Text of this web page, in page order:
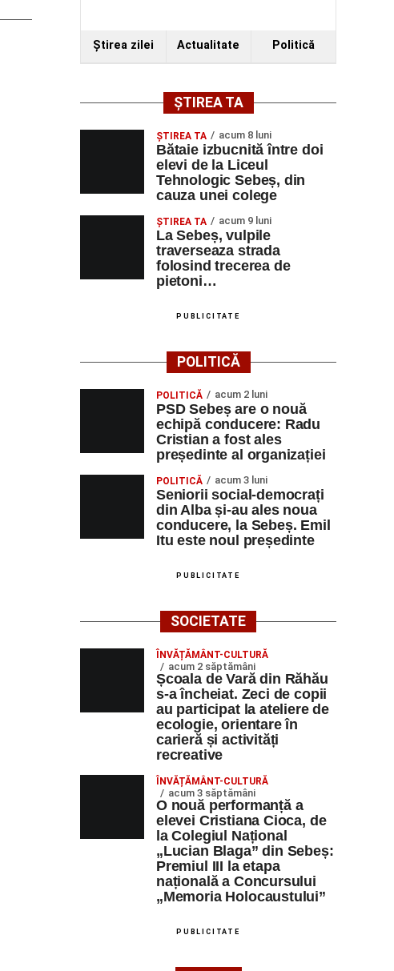
Ştirea zilei Actualitate Politică
ȘTIREA TA
ŞTIREA TA acum 8 luni
Bătaie izbucnită între doi
elevi de la Liceul
Tehnologic Sebeș, din
cauza unei colege
ŞTIREA TA acum 9 luni
La Sebeș, vulpile
traverseaza strada
folosind trecerea de
pietoni…
PUBLICITATE
POLITICĂ
POLITICĂ acum 2 luni
PSD Sebeș are o nouă
echipă conducere: Radu
Cristian a fost ales
președinte al organizației
POLITICĂ acum 3 luni
Seniorii social-democrați
din Alba și-au ales noua
conducere, la Sebeș. Emil
Itu este noul președinte
PUBLICITATE
SOCIETATE
ÎNVĂȚĂMÂNT-CULTURĂ
acum 2 săptămâni
Școala de Vară din Răhău
s-a încheiat. Zeci de copii
au participat la ateliere de
ecologie, orientare în
carieră și activități
recreative
ÎNVĂȚĂMÂNT-CULTURĂ
acum 3 săptămâni
O nouă performanță a
elevei Cristiana Cioca, de
la Colegiul Național
„Lucian Blaga” din Sebeș:
Premiul III la etapa
națională a Concursului
„Memoria Holocaustului”
PUBLICITATE